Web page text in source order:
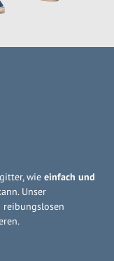
wie einfach und
Unser
reibungslosen